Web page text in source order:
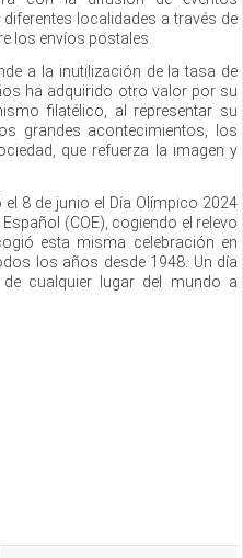
localidades a través de
los envíos postales.
a la inutilización de la tasa de
ha adquirido otro valor por su
filatélico, al representar su
grandes acontecimientos, los
que refuerza la imagen y
el 8 de junio el Día Olímpico 2024
(COE), cogiendo el relevo
esta misma celebración en
los años desde 1948. Un día
cualquier lugar del mundo a